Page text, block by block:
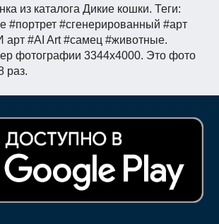
из каталога Дикие кошки. Теги:
#портрет #сгенерированный #арт
#AI Art #самец #животные.
фотографии 3344x4000. Это фото
раз.